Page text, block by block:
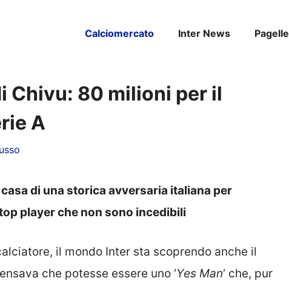
Calciomercato Inter News Pagelle
Chivu: 80 milioni per il
A
di una storica avversaria italiana per
player che non sono incedibili
il mondo Inter sta scoprendo anche il
che potesse essere uno ‘Yes Man‘ che, pur